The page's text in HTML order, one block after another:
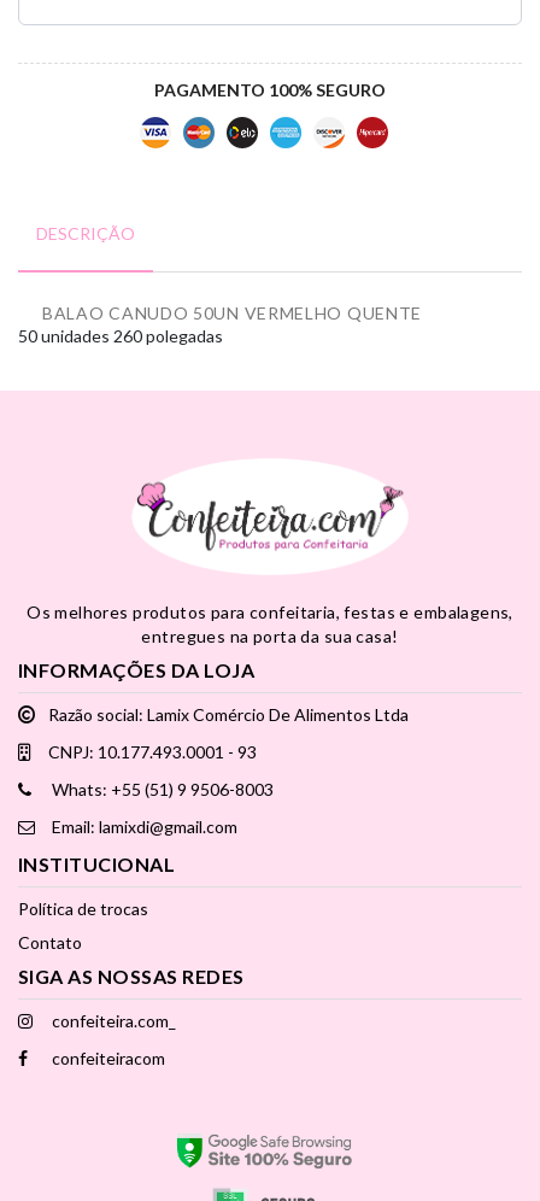
PAGAMENTO 100% SEGURO
DESCRIÇÃO
BALAO CANUDO 50UN VERMELHO QUENTE
50 unidades 260 polegadas
Os melhores produtos para confeitaria, festas e embalagens,
entregues na porta da sua casa!
INFORMAÇÕES DA LOJA
Razão social: Lamix Comércio De Alimentos Ltda
CNPJ: 10.177.493.0001 - 93
Whats: +55 (51) 9 9506-8003
Email: lamixdi@gmail.com
INSTITUCIONAL
Política de trocas
Contato
SIGA AS NOSSAS REDES
confeiteira.com_
confeiteiracom